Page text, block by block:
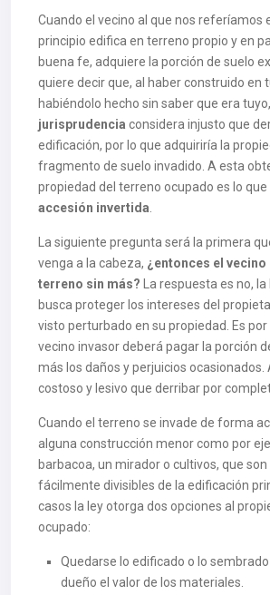
Cuando el vecino al que nos referíamos
principio edifica en terreno propio y en
buena fe, adquiere la porción de suelo
quiere decir que, al haber construido en
habiéndolo hecho sin saber que era
jurisprudencia considera injusto que
edificación, por lo que adquiriría la
fragmento de suelo invadido. A esta
propiedad del terreno ocupado es lo
accesión invertida
La siguiente pregunta será la primera
venga a la cabeza, ¿entonces el vecino
terreno sin más?
La respuesta es no,
busca proteger los intereses del
visto perturbado en su propiedad. Es por
vecino invasor deberá pagar la porción
más los daños y perjuicios ocasionados.
costoso y lesivo que derribar por
Cuando el terreno se invade de forma
alguna construcción menor como por
barbacoa, un mirador o cultivos, que
fácilmente divisibles de la edificación
casos la ley otorga dos opciones al
ocupado:
Quedarse lo edificado o lo
dueño el valor de los materiales.